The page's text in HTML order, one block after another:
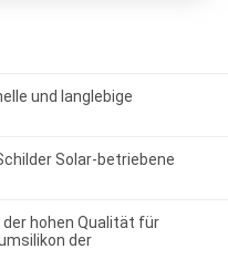
und langlebige
Solar-betriebene
hohen Qualität für
der